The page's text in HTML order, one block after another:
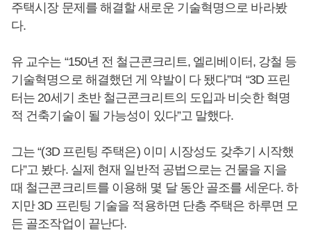
주택시장 문제를 해결할 새로운 기술혁명으로 바라봤
다.
유 교수는 “150년 전 철근콘크리트, 엘리베이터, 강철 등
기술혁명으로 해결했던 게 약발이 다 됐다”며 “3D 프린
터는 20세기 초반 철근콘크리트의 도입과 비슷한 혁명
적 건축기술이 될 가능성이 있다”고 말했다.
그는 “(3D 프린팅 주택은) 이미 시장성도 갖추기 시작했
다”고 봤다. 실제 현재 일반적 공법으로는 건물을 지을
때 철근콘크리트를 이용해 몇 달 동안 골조를 세운다. 하
지만 3D 프린팅 기술을 적용하면 단층 주택은 하루면 모
든 골조작업이 끝난다.